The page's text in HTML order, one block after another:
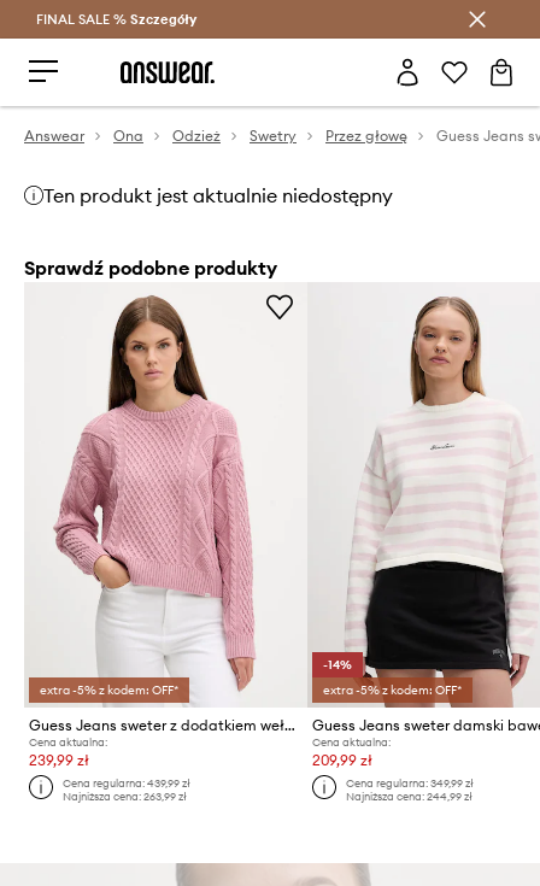
Oszczędzaj z Answear Club >
FINAL SALE % Szczegóły
Answear Ona Odzież Swetry Przez głowę Guess Jeans
Ten produkt jest aktualnie niedostępny
Sprawdź podobne produkty
extra -5% z kodem: OFF*
Guess Jeans sweter z dodatkiem wełny
Cena aktualna:
239,99 zł
Cena regularna:439,99 zł
Najniższa cena:263,99 zł
-14%
extra -5% z kodem: OFF*
Cena aktualna:
209,99 zł
Cena regularna: 349,99 zł
Najniższa cena: 244,99 zł